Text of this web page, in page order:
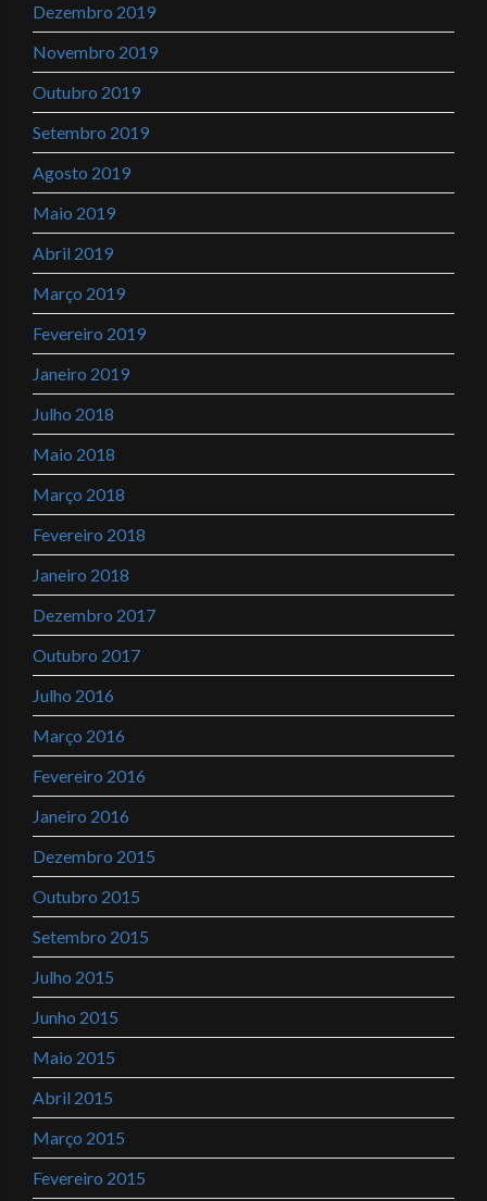
Dezembro 2019
Novembro 2019
Outubro 2019
Setembro 2019
Agosto 2019
Maio 2019
Abril 2019
Março 2019
Fevereiro 2019
Janeiro 2019
Julho 2018
Maio 2018
Março 2018
Fevereiro 2018
Janeiro 2018
Dezembro 2017
Outubro 2017
Julho 2016
Março 2016
Fevereiro 2016
Janeiro 2016
Dezembro 2015
Outubro 2015
Setembro 2015
Julho 2015
Junho 2015
Maio 2015
Abril 2015
Março 2015
Fevereiro 2015